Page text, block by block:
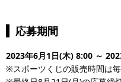
・1度のお会計で300円購入
期間中の合計購入金額が
応募口数は1口になります。
応募期間
2023年6月1日(木) 8:00 ～
※スポーツくじの販売時間は